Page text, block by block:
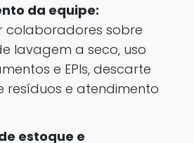
da equipe:
colaboradores sobre
lavagem a seco, uso
e EPIs, descarte
resíduos e atendimento
estoque e